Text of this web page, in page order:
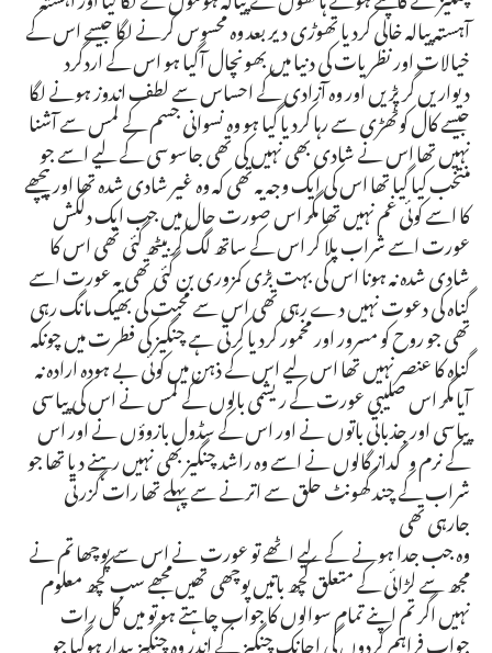
آہستہ پیالہ خالی کردیا تھوڑی دیر بعد وہ محسوس کرنے لگا جیسے اس کے
خیالات اور نظریات کی دنیا میں بھونچال آگیا ہو اس کے اردگرد
دیواریں گر پڑیں اور وہ آزادی کے احساس سے لطف اندوز ہونے لگا
جیسے کال کوٹھڑی سے رہا کردیا گیا ہو وہ نسوانی جسم کے لمس سے آشنا
نہیں تھا اس نے شادی بھی نہیں کی تھی جاسوسی کے لیے اسے جو
منتخب کیا گیا تھا اس کی ایک وجہ یہ تھی کہ وہ غیر شادی شدہ تھا اور پیچھے
کا اسے کوئی غم نہیں تھا مگر اس صورت حال میں جب ایک دلکش
عورت اسے شراب پلا کر اس کے ساتھ لگ کر بیٹھ گئی تھی اس کا
شادی شدہ نہ ہونا اس کی بہت بڑی کمزوری بن گئی تھی یہ عورت اسے
گناہ کی دعوت نہیں دے رہی تھی اس سے محبت کی بھیک مانگ رہی
تھی جو روح کو مسرور اور مخمور کردیا کرتی ہے چنگیز کی فطرت میں چونکہ
گناہ کا عنصر نہیں تھا اس لیے اس کے ذہن میں کوئی بے ہودہ ارادہ نہ
آیا مگر اس صلیبی عورت کے ریشمی بالوں کے لمس نے اس کی پیاسی
پیاسی اور جذباتی باتوں نے اور اس کے سڈول بازوؤں نے اور اس
کے نرم وگداز گالوں نے اسے وہ راشد چنگیز بھی نہیں رہنے دیا تھا جو
شراب کے چند گھونٹ حلق سے اترنے سے پہلے تھا رات گزرتی
جارہی تھی
وہ جب جدا ہونے کے لیے اٹھے تو عورت نے اس سے پوچھا تم نے
مجھ سے لڑائی کے متعلق کچھ باتیں پوچھی تھیں مجھے سب کچھ معلوم
نہیں اگر تم اپنے تمام سوالوں کا جواب چاہتے ہو تو میں کل رات
جواب فراہم کردوں گی اچانک چنگیز کے اندر وہ چنگیز بیدار ہوگیا جو